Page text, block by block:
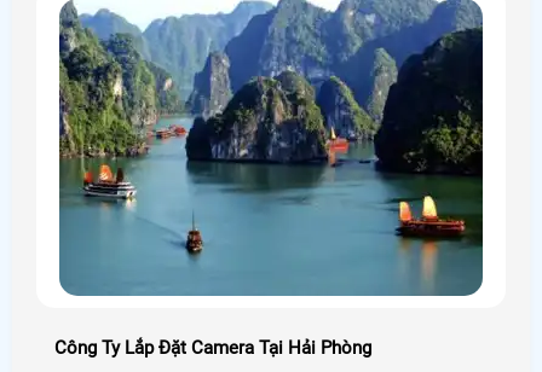
Công Ty Lắp Đặt Camera Tại Hải Phòng